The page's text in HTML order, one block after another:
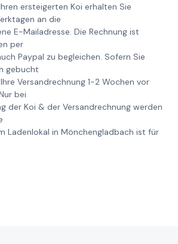
ersteigerten Koi erhalten Sie
an die
E-Mailadresse. Die Rechnung ist
per
Paypal zu begleichen. Sofern Sie
gebucht
Versandrechnung 1-2 Wochen vor
bei
der Koi & der Versandrechnung werden
Ladenlokal in Mönchengladbach ist für